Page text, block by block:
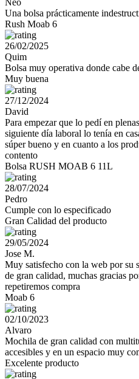
Neo
Una bolsa prácticamente
Rush Moab 6
26/02/2025
Quim
Bolsa muy operativa donde cabe
Muy buena
27/12/2024
David
Para empezar que lo pedí en
siguiente día laboral lo tenía en
súper bueno y en cuanto a los
contento
Bolsa RUSH MOAB 6 11L
28/07/2024
Pedro
Cumple con lo especificado
Gran Calidad del producto
29/05/2024
Jose M.
Muy satisfecho con la web por su
de gran calidad, muchas gracias
repetiremos compra
Moab 6
02/10/2023
Alvaro
Mochila de gran calidad con
accesibles y en un espacio muy
Excelente producto